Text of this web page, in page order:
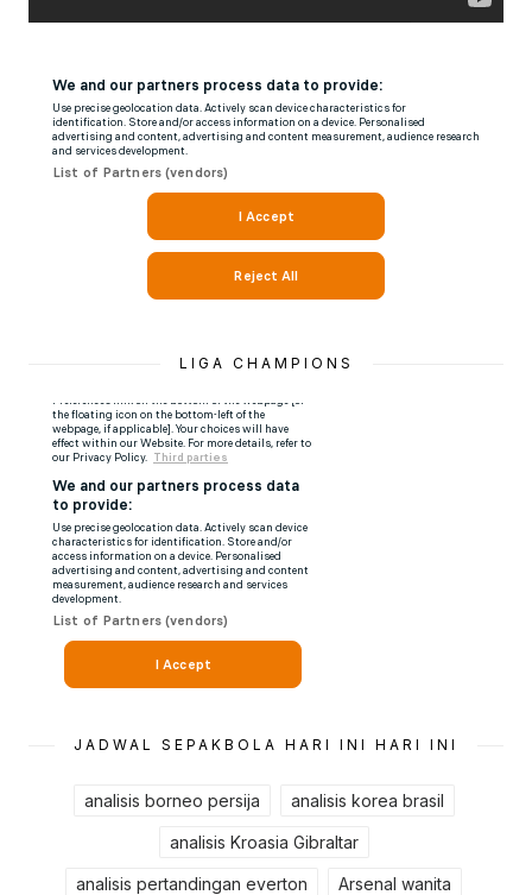
LIGA CHAMPIONS
JADWAL SEPAKBOLA HARI INI HARI INI
analisis borneo persija analisis korea brasil
analisis Kroasia Gibraltar
analisis pertandingan everton Arsenal wanita